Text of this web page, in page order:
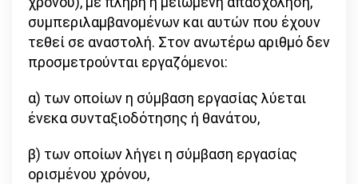
συμπεριλαμβανομένων και αυτών που έχουν
τεθεί σε αναστολή. Στον ανωτέρω αριθμό δεν
προσμετρούνται εργαζόμενοι:
α) των οποίων η σύμβαση εργασίας λύεται
ένεκα συνταξιοδότησης ή θανάτου,
β) των οποίων λήγει η σύμβαση εργασίας
ορισμένου χρόνου,